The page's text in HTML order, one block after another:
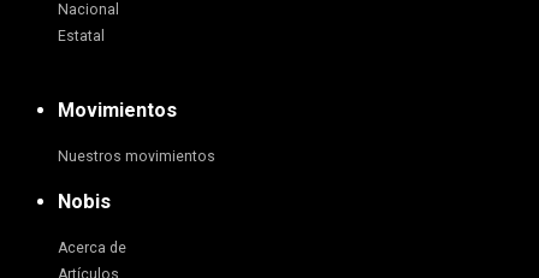
Nacional
Estatal
Movimientos
Nuestros movimientos
Nobis
Acerca de